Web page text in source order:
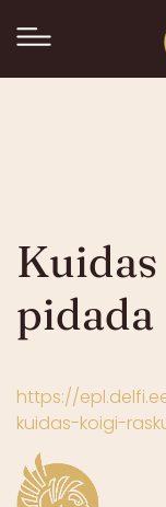
pidada
https://
kuidas-koigi-